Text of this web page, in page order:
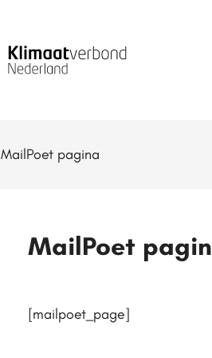
MailPoet pagina
MailPoet
[mailpoet_page]